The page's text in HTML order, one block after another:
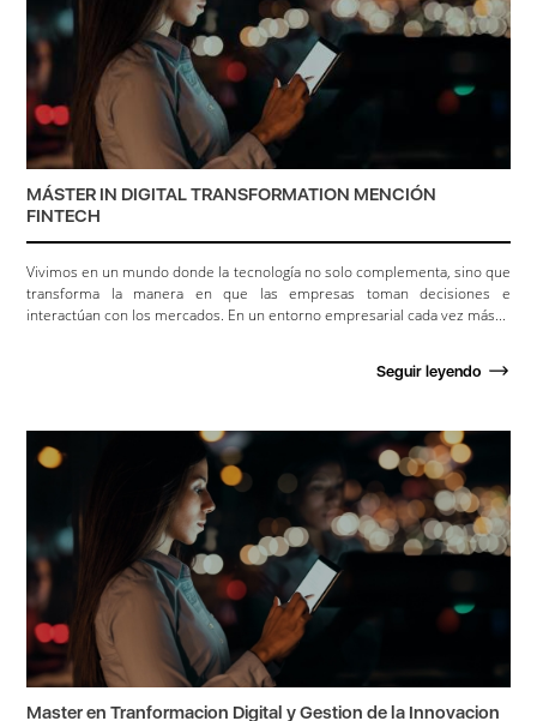
MÁSTER IN DIGITAL TRANSFORMATION MENCIÓN
FINTECH
Vivimos en un mundo donde la tecnología no solo complementa, sino que
transforma la manera en que las empresas toman decisiones e
interactúan con los mercados. En un entorno empresarial cada vez más...
Seguir leyendo
Master en Tranformacion Digital y Gestion de la Innovacion